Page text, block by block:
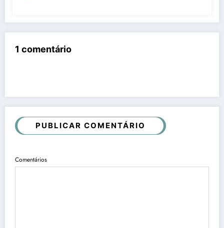
1 comentário
PUBLICAR COMENTÁRIO
Comentários